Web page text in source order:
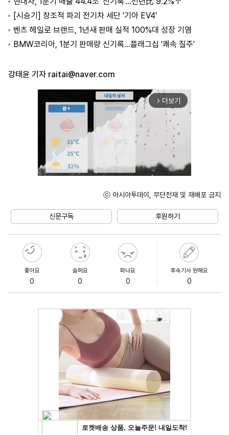
[시승기] 창조적 파괴 전기차 세단 '기아 EV4'
벤츠 헤일로 브랜드, 1년새 판매 실적 100%대 성장 기염
BMW코리아, 1분기 판매량 신기록…플래그십 '쾌속 질주'
강태윤 기자 raitai@naver.com
arrow_forward_ios 더보기
ⓒ 아시아투데이, 무단전재 및 재배포 금지
신문구독 후원하기
좋아요
0
슬퍼요
0
화나요
0
후속기사 원해요
0